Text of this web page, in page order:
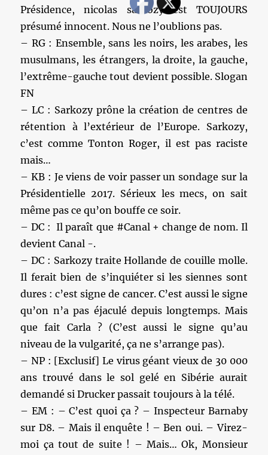
Présidence, nicolas sarkozy est TOUJOURS
présumé innocent. Nous ne l’oublions pas.
– RG : Ensemble, sans les noirs, les arabes, les
musulmans, les étrangers, la droite, la gauche,
l’extrême-gauche tout devient possible. Slogan
FN
– LC : Sarkozy prône la création de centres de
rétention à l’extérieur de l’Europe. Sarkozy,
c’est comme Tonton Roger, il est pas raciste
mais…
– KB : Je viens de voir passer un sondage sur la
Présidentielle 2017. Sérieux les mecs, on sait
même pas ce qu’on bouffe ce soir.
– DC : Il paraît que #Canal + change de nom. Il
devient Canal -.
– DC : Sarkozy traite Hollande de couille molle.
Il ferait bien de s’inquiéter si les siennes sont
dures : c’est signe de cancer. C’est aussi le signe
qu’on n’a pas éjaculé depuis longtemps. Mais
que fait Carla ? (C’est aussi le signe qu’au
niveau de la vulgarité, ça ne s’arrange pas).
– NP : [Exclusif] Le virus géant vieux de 30 000
ans trouvé dans le sol gelé en Sibérie aurait
demandé si Drucker passait toujours à la télé.
– EM : – C’est quoi ça ? – Inspecteur Barnaby
sur D8. – Mais il enquête ! – Ben oui. – Virez-
moi ça tout de suite ! – Mais… Ok, Monsieur